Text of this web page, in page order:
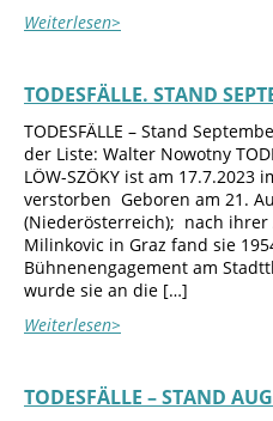
Weiterlesen>
TODESFÄLLE. STAND
TODESFÄLLE – Stand
der Liste: Walter Nowotny
LÖW-SZÖKY ist am 17.7.2023
verstorben Geboren am 21.
(Niederösterreich); nach
Milinkovic in Graz fand sie
Bühnenengagement am
wurde sie an die […]
Weiterlesen>
TODESFÄLLE – STAND